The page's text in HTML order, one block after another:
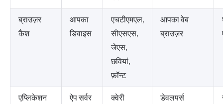
ब्राउज़र
कैश
आपका
डिवाइस
एचटीएमएल,
सीएसएस,
जेएस,
छवियां,
फ़ॉन्ट
आपका वेब
ब्राउज़र
एप्लिकेशन
ऐप सर्वर
क्वेरी
डेवलपर्स